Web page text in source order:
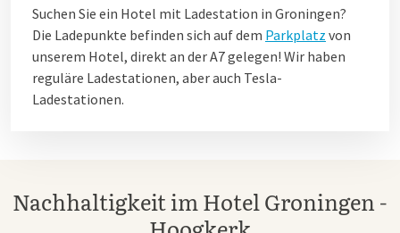
Suchen Sie ein Hotel mit Ladestation in Groningen?
Die Ladepunkte befinden sich auf dem Parkplatz von
unserem Hotel, direkt an der A7 gelegen! Wir haben
reguläre Ladestationen, aber auch Tesla-
Ladestationen.
Nachhaltigkeit im Hotel Groningen -